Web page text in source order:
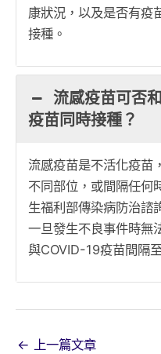
康狀況，以及是否有疫
接種。
流感疫苗可否
疫苗同時接種？
流感疫苗是不活化疫苗
不同部位，或間隔任何
生福利部傳染病防治諮
一旦發生不良事件時無
與COVID-19疫苗間隔
← 上一篇文章